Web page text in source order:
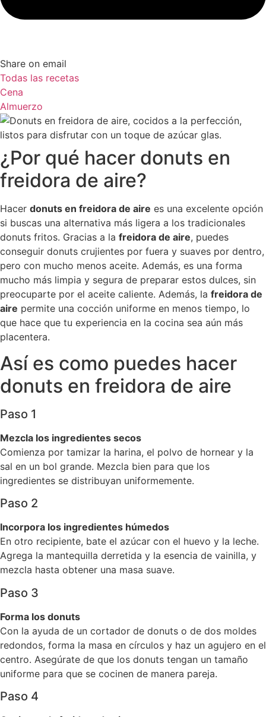
Share on email
Todas las recetas
Cena
Almuerzo
¿Por qué hacer donuts en
freidora de aire?
Hacer donuts en freidora de aire es una excelente opción
si buscas una alternativa más ligera a los tradicionales
donuts fritos. Gracias a la freidora de aire, puedes
conseguir donuts crujientes por fuera y suaves por dentro,
pero con mucho menos aceite. Además, es una forma
mucho más limpia y segura de preparar estos dulces, sin
preocuparte por el aceite caliente. Además, la freidora de
aire permite una cocción uniforme en menos tiempo, lo
que hace que tu experiencia en la cocina sea aún más
placentera.
Así es como puedes hacer
donuts en freidora de aire
Paso 1
Mezcla los ingredientes secos
Comienza por tamizar la harina, el polvo de hornear y la
sal en un bol grande. Mezcla bien para que los
ingredientes se distribuyan uniformemente.
Paso 2
Incorpora los ingredientes húmedos
En otro recipiente, bate el azúcar con el huevo y la leche.
Agrega la mantequilla derretida y la esencia de vainilla, y
mezcla hasta obtener una masa suave.
Paso 3
Forma los donuts
Con la ayuda de un cortador de donuts o de dos moldes
redondos, forma la masa en círculos y haz un agujero en el
centro. Asegúrate de que los donuts tengan un tamaño
uniforme para que se cocinen de manera pareja.
Paso 4